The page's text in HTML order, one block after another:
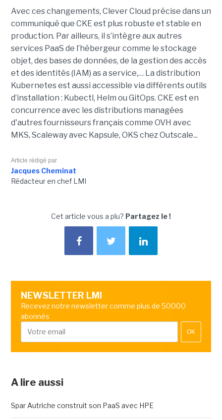
Avec ces changements, Clever Cloud précise dans un
communiqué que CKE est plus robuste et stable en
production. Par ailleurs, il s’intègre aux autres
services PaaS de l’hébergeur comme le stockage
objet, des bases de données, de la gestion des accès
et des identités (IAM) as a service,… La distribution
Kubernetes est aussi accessible via différents outils
d’installation : Kubectl, Helm ou GitOps. CKE est en
concurrence avec les distributions managées
d'autres fournisseurs français comme OVH avec
MKS, Scaleway avec Kapsule, OKS chez Outscale...
Article rédigé par
Jacques Cheminat
Rédacteur en chef LMI
Cet article vous a plu? Partagez le !
NEWSLETTER LMI
Recevez notre newsletter comme plus de 50000
abonnés
OK
A lire aussi
Spar Autriche construit son PaaS avec HPE